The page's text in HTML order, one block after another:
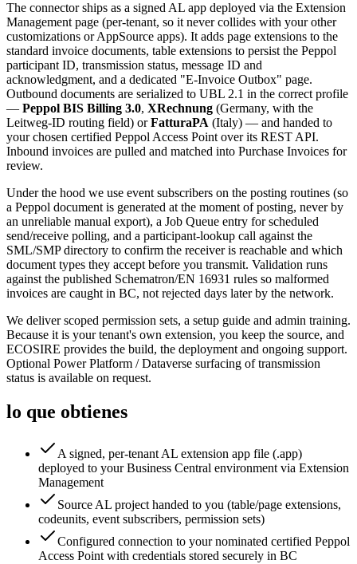
The connector ships as a signed AL app deployed via the Extension
Management page (per-tenant, so it never collides with your other
customizations or AppSource apps). It adds page extensions to the
standard invoice documents, table extensions to persist the Peppol
participant ID, transmission status, message ID and
acknowledgment, and a dedicated "E-Invoice Outbox" page.
Outbound documents are serialized to UBL 2.1 in the correct profile
— Peppol BIS Billing 3.0, XRechnung (Germany, with the
Leitweg-ID routing field) orFatturaPA (Italy) — and handed to
your chosen certified Peppol Access Point over its REST API.
Inbound invoices are pulled and matched into Purchase Invoices for
review.
Under the hood we use event subscribers on the posting routines (so
a Peppol document is generated at the moment of posting, never by
an unreliable manual export), a Job Queue entry for scheduled
send/receive polling, and a participant-lookup call against the
SML/SMP directory to confirm the receiver is reachable and which
document types they accept before you transmit. Validation runs
against the published Schematron/EN 16931 rules so malformed
invoices are caught in BC, not rejected days later by the network.
We deliver scoped permission sets, a setup guide and admin training.
Because it is your tenant's own extension, you keep the source, and
ECOSIRE provides the build, the deployment and ongoing support.
Optional Power Platform / Dataverse surfacing of transmission
status is available on request.
lo que obtienes
A signed, per-tenant AL extension app file (.app)
deployed to your Business Central environment via Extension
Management
Source AL project handed to you (table/page extensions,
codeunits, event subscribers, permission sets)
Configured connection to your nominated certified Peppol
Access Point with credentials stored securely in BC